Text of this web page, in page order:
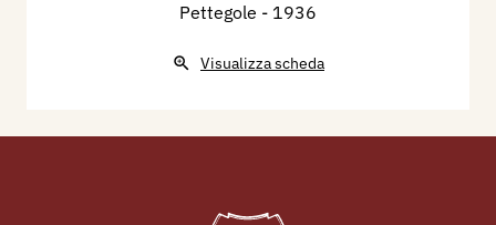
Pettegole - 1936
Visualizza scheda